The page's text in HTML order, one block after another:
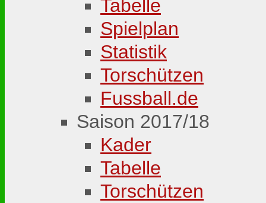
Tabelle
Spielplan
Statistik
Torschützen
Fussball.de
Saison 2017/18
Kader
Tabelle
Torschützen